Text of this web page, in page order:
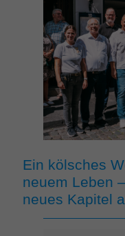
Ein kölsches
neuem Leben
neues Kapitel